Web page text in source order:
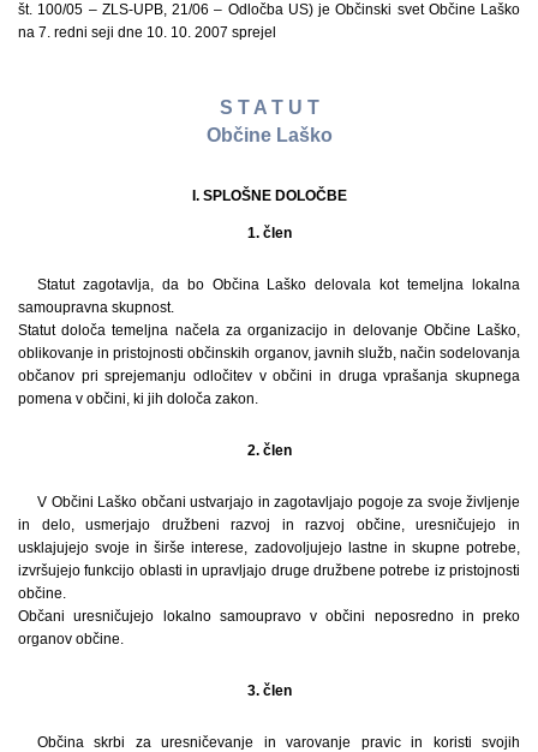
št. 100/05 – ZLS-UPB, 21/06 – Odločba US) je Občinski svet Občine Laško
na 7. redni seji dne 10. 10. 2007 sprejel
S T A T U T
Občine Laško
I. SPLOŠNE DOLOČBE
1. člen
Statut zagotavlja, da bo Občina Laško delovala kot temeljna lokalna
samoupravna skupnost.
Statut določa temeljna načela za organizacijo in delovanje Občine Laško,
oblikovanje in pristojnosti občinskih organov, javnih služb, način sodelovanja
občanov pri sprejemanju odločitev v občini in druga vprašanja skupnega
pomena v občini, ki jih določa zakon.
2. člen
V Občini Laško občani ustvarjajo in zagotavljajo pogoje za svoje življenje
in delo, usmerjajo družbeni razvoj in razvoj občine, uresničujejo in
usklajujejo svoje in širše interese, zadovoljujejo lastne in skupne potrebe,
izvršujejo funkcijo oblasti in upravljajo druge družbene potrebe iz pristojnosti
občine.
Občani uresničujejo lokalno samoupravo v občini neposredno in preko
organov občine.
3. člen
Občina skrbi za uresničevanje in varovanje pravic in koristi svojih